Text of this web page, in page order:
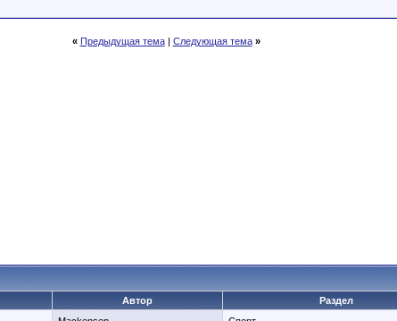
« Предыдущая тема| Следующая тема »
Автор Раздел